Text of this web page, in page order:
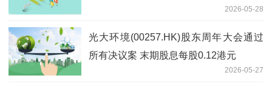
2026-05-28
光大环境(00257.HK)股东周年大会通过
所有决议案 末期股息每股0.12港元
2026-05-27